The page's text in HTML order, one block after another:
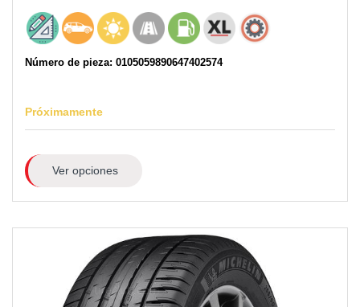
Número de pieza: 0105059890647402574
Próximamente
Ver opciones